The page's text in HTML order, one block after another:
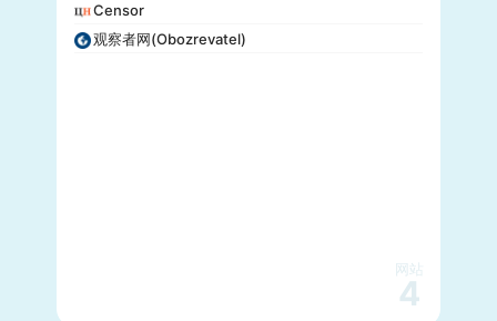
Censor
观察者网(Obozrevatel)
网站
4